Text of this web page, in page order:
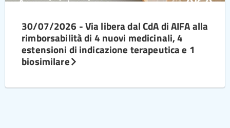
30/07/2026 - Via libera dal CdA di AIFA alla
rimborsabilità di 4 nuovi medicinali, 4
estensioni di indicazione terapeutica e 1
biosimilare